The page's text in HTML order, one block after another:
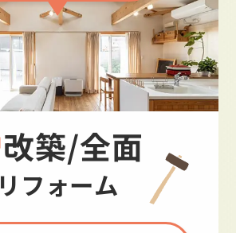
増改築/全面
リフォーム